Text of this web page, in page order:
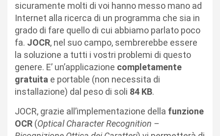
sicuramente molti di voi hanno messo mano ad
Internet alla ricerca di un programma che sia in
grado di fare quello di cui abbiamo parlato poco
fa. JOCR, nel suo campo, sembrerebbe essere
la soluzione a tutti i vostri problemi di questo
genere. E’ un’applicazione completamente
gratuita e portable (non necessita di
installazione) dal peso di soli 84 KB.
JOCR, grazie all’implementazione della funzione
OCR (Optical Character Recognition –